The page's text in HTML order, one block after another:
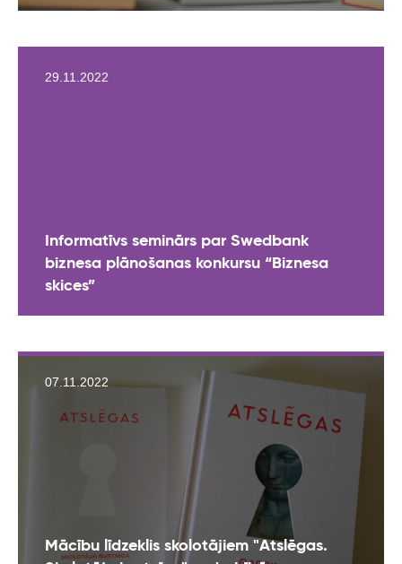
29.11.2022
Informatīvs seminārs par Swedbank
biznesa plānošanas konkursu “Biznesa
skices”
07.11.2022
Mācību līdzeklis skolotājiem "Atslēgas.